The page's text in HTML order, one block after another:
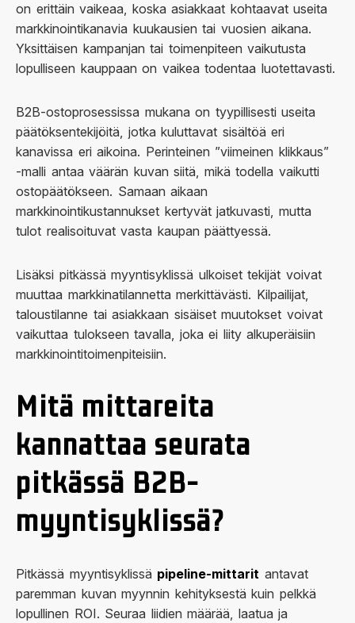
on erittäin vaikeaa, koska asiakkaat kohtaavat useita
markkinointikanavia kuukausien tai vuosien aikana.
Yksittäisen kampanjan tai toimenpiteen vaikutusta
lopulliseen kauppaan on vaikea todentaa luotettavasti.
B2B-ostoprosessissa mukana on tyypillisesti useita
päätöksentekijöitä, jotka kuluttavat sisältöä eri
kanavissa eri aikoina. Perinteinen ”viimeinen klikkaus”
-malli antaa väärän kuvan siitä, mikä todella vaikutti
ostopäätökseen. Samaan aikaan
markkinointikustannukset kertyvät jatkuvasti, mutta
tulot realisoituvat vasta kaupan päättyessä.
Lisäksi pitkässä myyntisyklissä ulkoiset tekijät voivat
muuttaa markkinatilannetta merkittävästi. Kilpailijat,
taloustilanne tai asiakkaan sisäiset muutokset voivat
vaikuttaa tulokseen tavalla, joka ei liity alkuperäisiin
markkinointitoimenpiteisiin.
Mitä mittareita
kannattaa seurata
pitkässä B2B-
myyntisyklissä?
Pitkässä myyntisyklissä pipeline-mittarit antavat
paremman kuvan myynnin kehityksestä kuin pelkkä
lopullinen ROI. Seuraa liidien määrää, laatua ja